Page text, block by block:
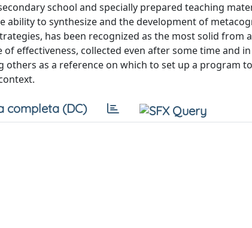
school and specially prepared teaching
to synthesize and the development of
has been recognized as the most solid from
effectiveness, collected even after some time and
others as a reference on which to set up a program
completa (DC)